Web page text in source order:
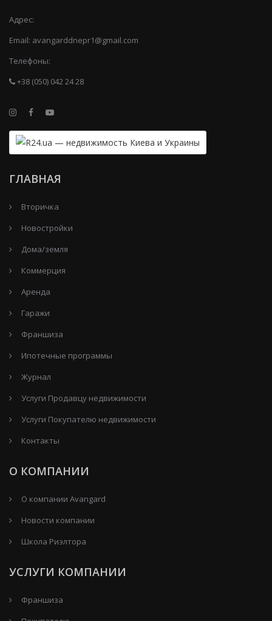
Адрес:
Email: avangarddnepr1@gmail.com
Телефоны:
+38 (050) 042 24 28
ГЛАВНАЯ
Вторичка
Новостройки
Дома/земля
Коммерция
Аренда
Гаражи
Франшиза
Ипотечные программы
Журнал
Услуги Продавцу недвижимости
Услуги Покупателю недвижимости
Контакты
О КОМПАНИИ
О компании Avangard
Новости компании
Школа Риэлтора
УСЛУГИ КОМПАНИИ
Франшиза